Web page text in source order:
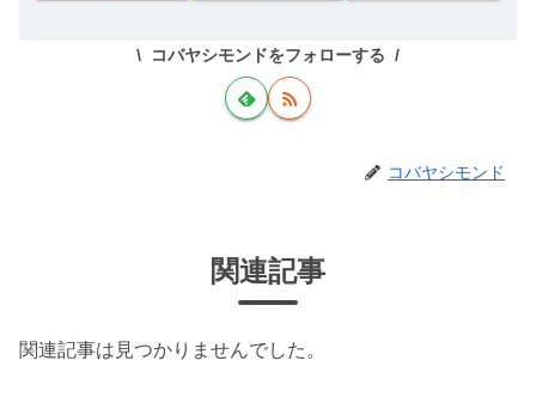
コバヤシモンドをフォローする
コバヤシモンド
関連記事
関連記事は見つかりませんでした。